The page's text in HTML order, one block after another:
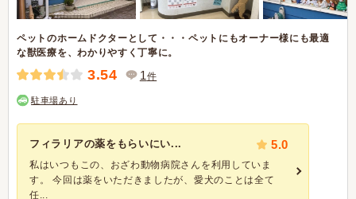
ペットのホームドクターとして・・・ペットにもオーナー様にも最適
な獣医療を、わかりやすく丁寧に。
3.54 1件
駐車場あり
フィラリアの薬をもらいにい... 5.0
私はいつもこの、おざわ動物病院さんを利用していま
す。 今回は薬をいただきましたが、愛犬のことは全て
任...